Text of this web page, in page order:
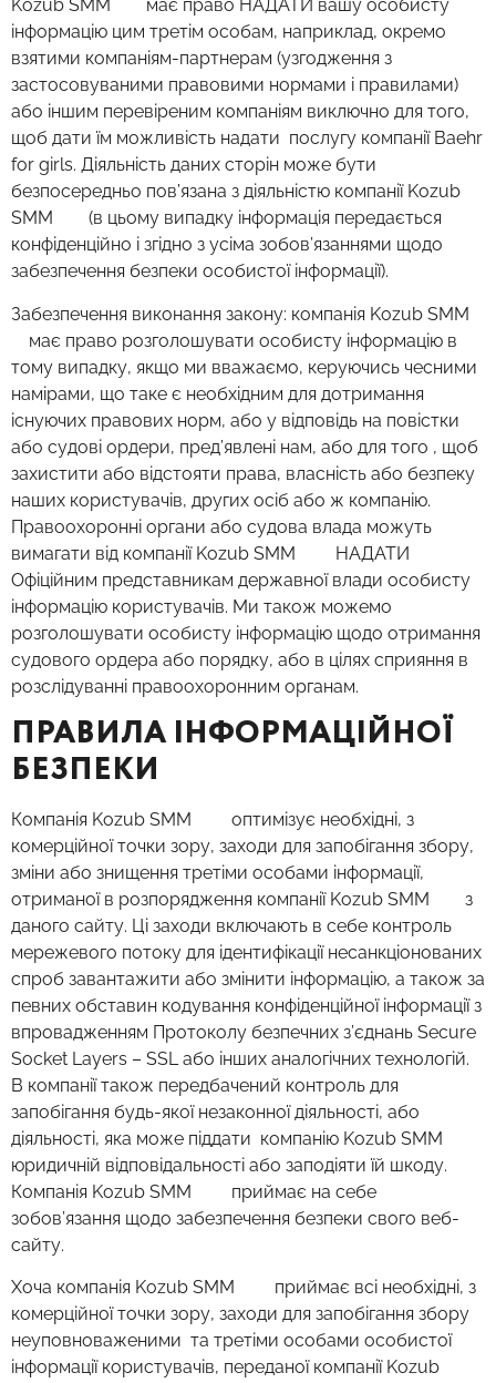
Kozub SMM має право НАДАТИ вашу особисту
інформацію цим третім особам, наприклад, окремо
взятими компаніям-партнерам (узгодження з
застосовуваними правовими нормами і правилами)
або іншим перевіреним компаніям виключно для того,
щоб дати їм можливість надати послугу компанії Baehr
for girls. Діяльність даних сторін може бути
безпосередньо пов’язана з діяльністю компанії Kozub
SMM (в цьому випадку інформація передається
конфіденційно і згідно з усіма зобов’язаннями щодо
забезпечення безпеки особистої інформації).
Забезпечення виконання закону: компанія Kozub SMM
має право розголошувати особисту інформацію в
тому випадку, якщо ми вважаємо, керуючись чесними
намірами, що таке є необхідним для дотримання
існуючих правових норм, або у відповідь на повістки
або судові ордери, пред’явлені нам, або для того , щоб
захистити або відстояти права, власність або безпеку
наших користувачів, других осіб або ж компанію.
Правоохоронні органи або судова влада можуть
вимагати від компанії Kozub SMM НАДАТИ
Офіційним представникам державної влади особисту
інформацію користувачів. Ми також можемо
розголошувати особисту інформацію щодо отримання
судового ордера або порядку, або в цілях сприяння в
розслідуванні правоохоронним органам.
ПРАВИЛА ІНФОРМАЦІЙНОЇ
БЕЗПЕКИ
Компанія Kozub SMM оптимізує необхідні, з
комерційної точки зору, заходи для запобігання збору,
зміни або знищення третіми особами інформації,
отриманої в розпорядження компанії Kozub SMM з
даного сайту. Ці заходи включають в себе контроль
мережевого потоку для ідентифікації несанкціонованих
спроб завантажити або змінити інформацію, а також за
певних обставин кодування конфіденційної інформації з
впровадженням Протоколу безпечних з’єднань Secure
Socket Layers – SSL або інших аналогічних технологій.
В компанії також передбачений контроль для
запобігання будь-якої незаконної діяльності, або
діяльності, яка може піддати компанію Kozub SMM
юридичній відповідальності або заподіяти їй шкоду.
Компанія Kozub SMM приймає на себе
зобов’язання щодо забезпечення безпеки свого веб-
сайту.
Хоча компанія Kozub SMM приймає всі необхідні, з
комерційної точки зору, заходи для запобігання збору
неуповноваженими та третіми особами особистої
інформації користувачів, переданої компанії Kozub